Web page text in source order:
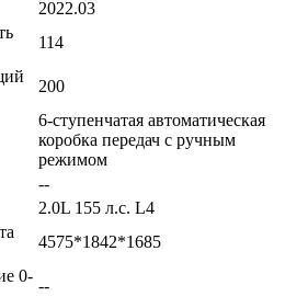
2022.03
114
200
6-ступенчатая автоматическая
коробка передач с ручным
режимом
--
2.0L 155 л.с. L4
4575*1842*1685
0-
--